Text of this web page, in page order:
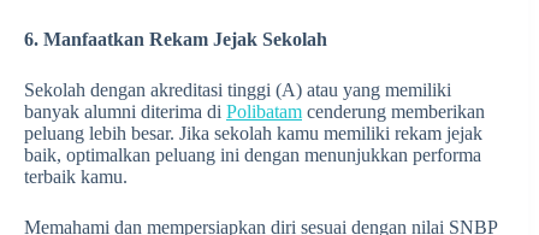
6. Manfaatkan Rekam Jejak Sekolah
Sekolah dengan akreditasi tinggi (A) atau yang memiliki
banyak alumni diterima di Polibatam cenderung memberikan
peluang lebih besar. Jika sekolah kamu memiliki rekam jejak
baik, optimalkan peluang ini dengan menunjukkan performa
terbaik kamu.
Memahami dan mempersiapkan diri sesuai dengan nilai SNBP